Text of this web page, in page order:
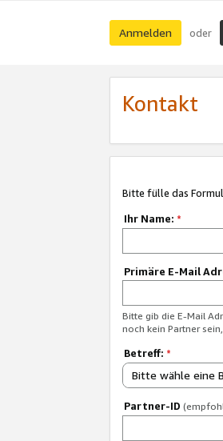
Anmelden oder
Kontakt
Bitte fülle das
Ihr Name: *
Primäre E-Mail
Bitte gib die E-Mail
noch kein Partner
Betreff: *
Bitte wähle eine
Partner-ID